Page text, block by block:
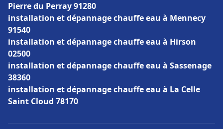
Pierre du Perray 91280
installation et dépannage chauffe eau à Mennecy
91540
installation et dépannage chauffe eau à Hirson
02500
installation et dépannage chauffe eau à Sassenage
38360
installation et dépannage chauffe eau à La Celle
Saint Cloud 78170